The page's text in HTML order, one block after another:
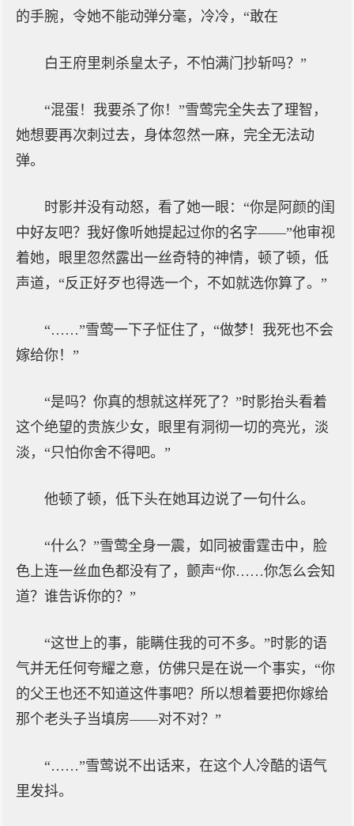
的手腕，令她不能动弹分毫，冷冷，“敢在
白王府里刺杀皇太子，不怕满门抄斩吗？”
“混蛋！我要杀了你！”雪莺完全失去了理智，
她想要再次刺过去，身体忽然一麻，完全无法动
弹。
时影并没有动怒，看了她一眼：“你是阿颜的闺
中好友吧？我好像听她提起过你的名字——”他审视
着她，眼里忽然露出一丝奇特的神情，顿了顿，低
声道，“反正好歹也得选一个，不如就选你算了。”
“……”雪莺一下子怔住了，“做梦！我死也不会
嫁给你！”
“是吗？你真的想就这样死了？”时影抬头看着
这个绝望的贵族少女，眼里有洞彻一切的亮光，淡
淡，“只怕你舍不得吧。”
他顿了顿，低下头在她耳边说了一句什么。
“什么？”雪莺全身一震，如同被雷霆击中，脸
色上连一丝血色都没有了，颤声“你……你怎么会知
道？谁告诉你的？”
“这世上的事，能瞒住我的可不多。”时影的语
气并无任何夸耀之意，仿佛只是在说一个事实，“你
的父王也还不知道这件事吧？所以想着要把你嫁给
那个老头子当填房——对不对？”
“……”雪莺说不出话来，在这个人冷酷的语气
里发抖。